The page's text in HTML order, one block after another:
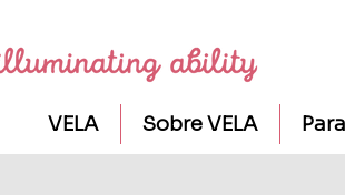
VELA Sobre VELA